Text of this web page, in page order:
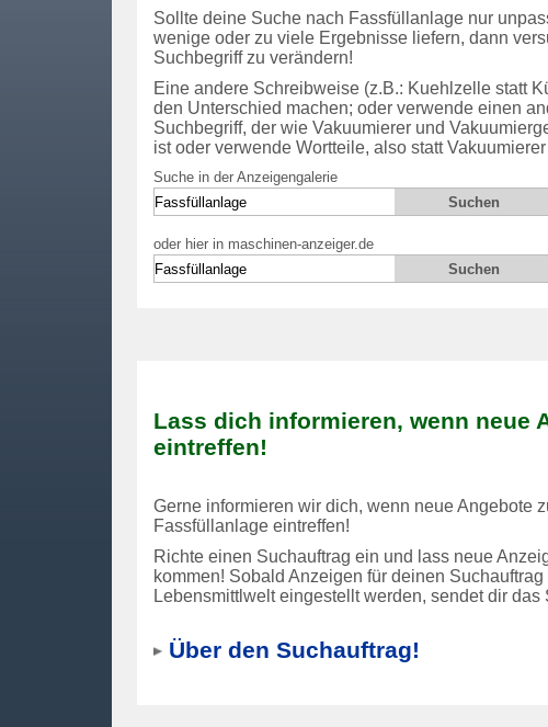
Sollte deine Suche nach Fassfüllanlagenur
wenige oder zu viele Ergebnisse liefern, dann
Suchbegriff zu verändern!
Eine andere Schreibweise (z.B.: Kuehlzelle statt
den Unterschied machen; oder verwende einen
Suchbegriff, der wie Vakuumierer und
ist oder verwende Wortteile, also statt
Suche in der Anzeigengalerie
oder hier in maschinen-anzeiger.de
Lass dich informieren, wenn neue
eintreffen!
Gerne informieren wir dich, wenn neue Angebote
Fassfüllanlage eintreffen!
Richte einen Suchauftrag ein und lass neue
kommen! Sobald Anzeigen für deinen Suchauftrag
Lebensmittlwelt eingestellt werden, sendet dir
Über den Suchauftrag!